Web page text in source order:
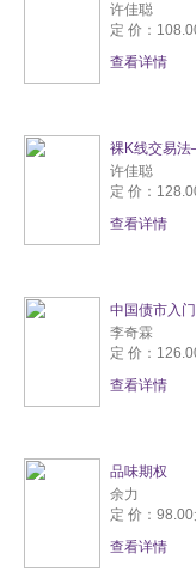
许佳聪
定 价：
查看详情
裸K线交易
许佳聪
定 价：
查看详情
中国债市入
李奇霖
定 价：
查看详情
品味期权
余力
定 价：
查看详情